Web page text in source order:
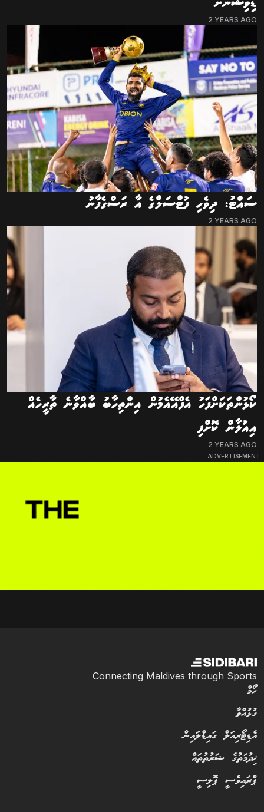
ADVERTISEMENT
ޑިވިޝަނަށް
2 YEARS AGO
ސައްޓު: ދިވެހި ފުޓްސަލްގެ އާ ރަސްގެފާނު
2 YEARS AGO
ކޯޅުންތަކަށްފަހު އެފްއޭއެމުން އިންތިހާބު ބާއްވާނެ ތާރީހެއް
އިއުލާން ކޮށްފި
2 YEARS AGO
Connecting Maldives through Sports
ހޯމް
ގުޅުއްވާ
އެޑިޓޯރިއަލް ގައިޑްލައިން
ޚިދުމަތުގެ ޝަރުތުތައް
ޕްރައިވެސީ ޕޮލިސީ